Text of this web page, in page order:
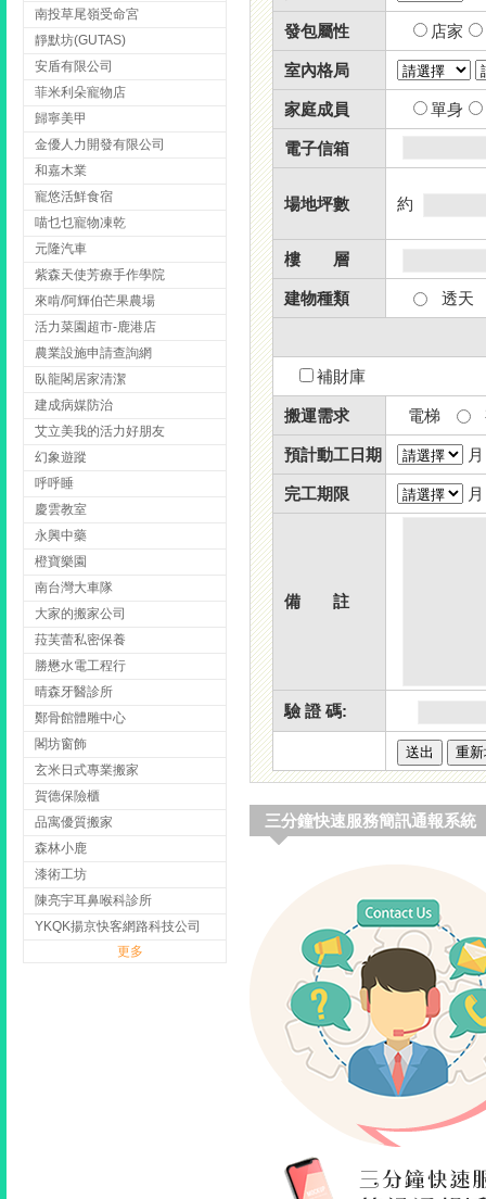
南投草尾嶺受命宮
靜默坊(GUTAS)
安盾有限公司
菲米利朵寵物店
歸寧美甲
金優人力開發有限公司
和嘉木業
寵悠活鮮食宿
喵乜乜寵物凍乾
元隆汽車
紫森天使芳療手作學院
來啃/阿輝伯芒果農場
活力菜園超市-鹿港店
農業設施申請查詢網
臥龍閣居家清潔
建成病媒防治
艾立美我的活力好朋友
幻象遊蹤
呼呼睡
慶雲教室
永興中藥
橙寶樂園
南台灣大車隊
大家的搬家公司
菈芙蕾私密保養
勝懋水電工程行
晴森牙醫診所
鄭骨館體雕中心
閣坊窗飾
玄米日式專業搬家
賀德保險櫃
品寓優質搬家
森林小鹿
漆術工坊
陳亮宇耳鼻喉科診所
YKQK揚京快客網路科技公司
更多
發包屬性 店家
室內格局
家庭成員 單身
電子信箱
場地坪數 約
樓 層
建物種類 透天
補財庫
搬運需求 電梯
預計動工日期
完工期限
備 註
驗 證 碼:
三分鐘快速服務簡訊通報系統